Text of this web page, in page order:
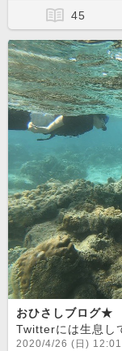
45
おひさしブログ★
2020/4/26 (日) 12:01